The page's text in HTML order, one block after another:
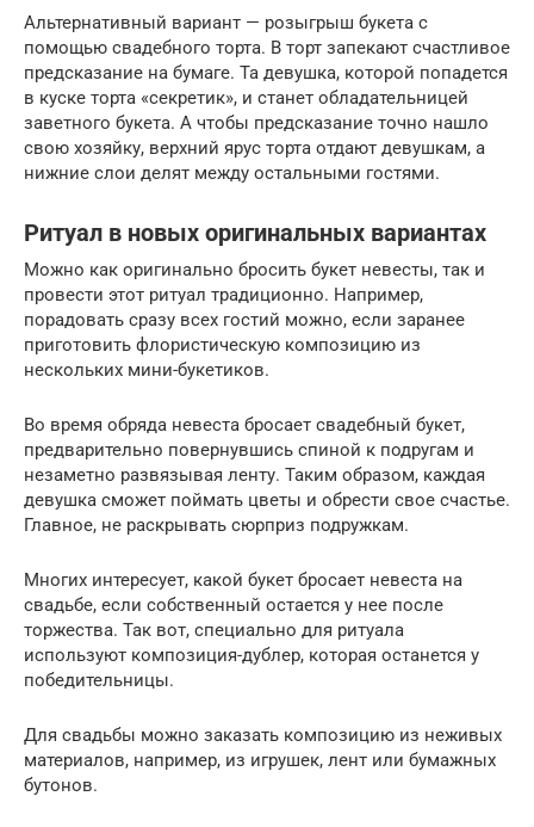
Альтернативный вариант — розыгрыш букета с
помощью свадебного торта. В торт запекают счастливое
предсказание на бумаге. Та девушка, которой попадется
в куске торта «секретик», и станет обладательницей
заветного букета. А чтобы предсказание точно нашло
свою хозяйку, верхний ярус торта отдают девушкам, а
нижние слои делят между остальными гостями.
Ритуал в новых оригинальных вариантах
Можно как оригинально бросить букет невесты, так и
провести этот ритуал традиционно. Например,
порадовать сразу всех гостий можно, если заранее
приготовить флористическую композицию из
нескольких мини-букетиков.
Во время обряда невеста бросает свадебный букет,
предварительно повернувшись спиной к подругам и
незаметно развязывая ленту. Таким образом, каждая
девушка сможет поймать цветы и обрести свое счастье.
Главное, не раскрывать сюрприз подружкам.
Многих интересует, какой букет бросает невеста на
свадьбе, если собственный остается у нее после
торжества. Так вот, специально для ритуала
используют композиция-дублер, которая останется у
победительницы.
Для свадьбы можно заказать композицию из неживых
материалов, например, из игрушек, лент или бумажных
бутонов.